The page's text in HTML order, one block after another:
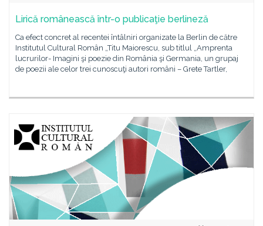
Lirică românească într-o publicaţie berlineză
Ca efect concret al recentei întâlniri organizate la Berlin de către
Institutul Cultural Român „Titu Maiorescu, sub titlul „Amprenta
lucrurilor- Imagini şi poezie din România şi Germania, un grupaj
de poezii ale celor trei cunoscuţi autori români – Grete Tartler,